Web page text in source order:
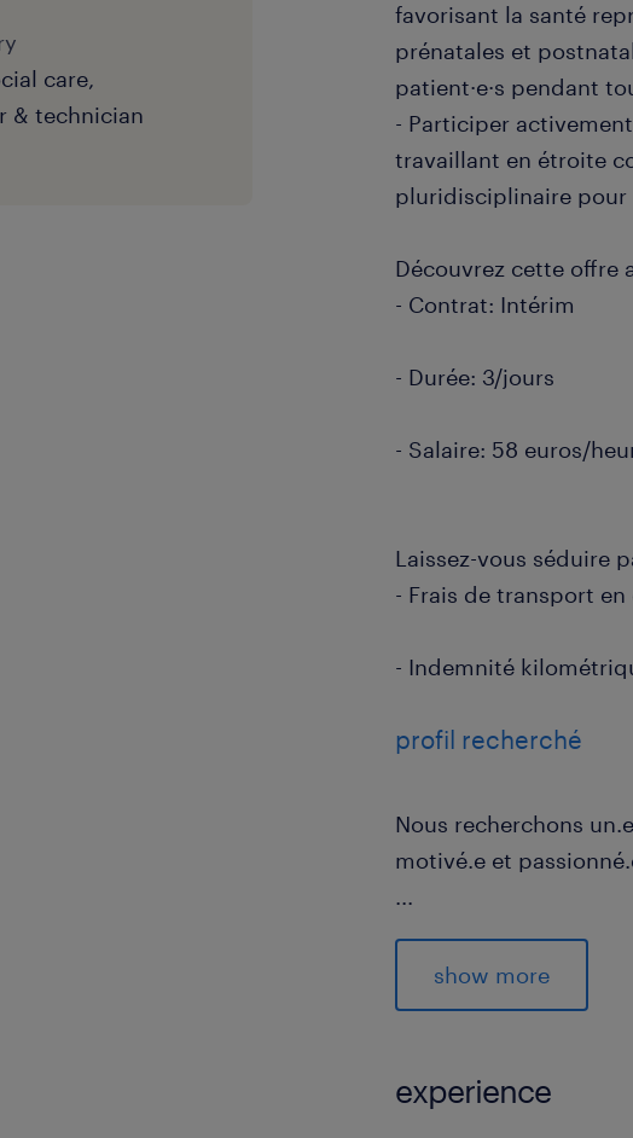
care,
& technician
favorisant la santé
prénatales et
patient·e·s pendant
- Participer
travaillant en étroite
pluridisciplinaire pour
Découvrez cette offre
- Contrat: Intérim
- Durée: 3/jours
- Salaire: 58 euros/
Laissez-vous séduire
- Frais de transport
- Indemnité
profil recherché
Nous recherchons
motivé.e et
...
- Diplôme d'État de
gynécologie
- Forte capacité à
- Excellentes
envers les patients
show more
experience